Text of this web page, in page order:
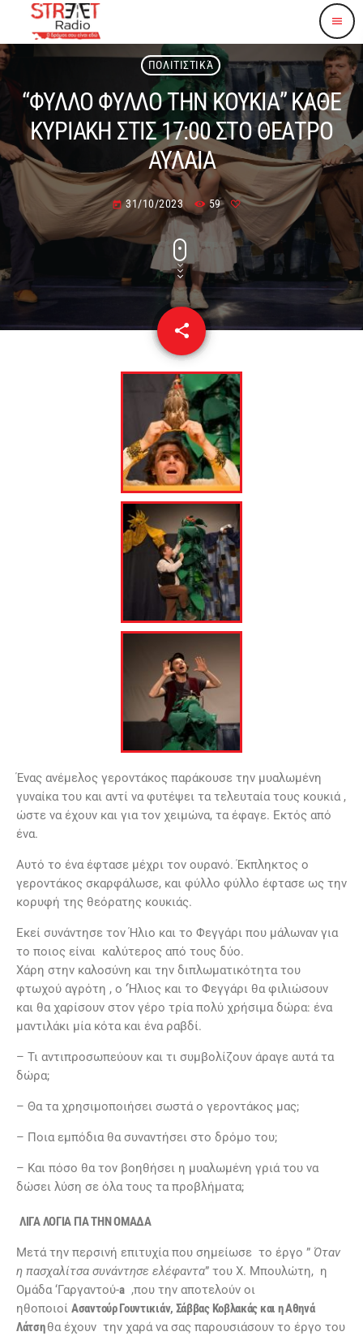
menu
ΠΟΛΙΤΙΣΤΙΚΆ
“ΦΥΛΛΟ ΦΥΛΛΟ ΤΗΝ ΚΟΥΚΙΑ” ΚΑΘΕ
ΚΥΡΙΑΚΗ ΣΤΙΣ 17:00 ΣΤΟ ΘΕΑΤΡΟ
ΑΥΛΑΙΑ
today 31/10/2023 59
share
email
Ένας ανέμελος γεροντάκος παράκουσε την μυαλωμένη
γυναίκα του και αντί να φυτέψει τα τελευταία τους κουκιά ,
ώστε να έχουν και για τον χειμώνα, τα έφαγε. Εκτός από
ένα.
Αυτό το ένα έφτασε μέχρι τον ουρανό. Έκπληκτος ο
γεροντάκος σκαρφάλωσε, και φύλλο φύλλο έφτασε ως την
κορυφή της θεόρατης κουκιάς.
Εκεί συνάντησε τον Ήλιο και το Φεγγάρι που μάλωναν για
το ποιος είναι καλύτερος από τους δύο.
Χάρη στην καλοσύνη και την διπλωματικότητα του
φτωχού αγρότη , ο ‘Ήλιος και το Φεγγάρι θα φιλιώσουν
και θα χαρίσουν στον γέρο τρία πολύ χρήσιμα δώρα: ένα
μαντιλάκι μία κότα και ένα ραβδί.
– Τι αντιπροσωπεύουν και τι συμβολίζουν άραγε αυτά τα
δώρα;
– Θα τα χρησιμοποιήσει σωστά ο γεροντάκος μας;
– Ποια εμπόδια θα συναντήσει στο δρόμο του;
– Και πόσο θα τον βοηθήσει η μυαλωμένη γριά του να
δώσει λύση σε όλα τους τα προβλήματα;
ΛΙΓΑ ΛΟΓΙΑ ΓΙΑ ΤΗΝ ΟΜΑΔΑ
Μετά την περσινή επιτυχία που σημείωσε το έργο ” Όταν
η πασχαλίτσα συνάντησε ελέφαντα” του Χ. Μπουλώτη, η
Ομάδα ‘Γαργαντού-a,που την αποτελούν οι
ηθοποιοί Ασαντούρ Γουντικιάν, Σάββας Κοβλακάς και η Αθηνά
Λάτσηθα έχουν την χαρά να σας παρουσιάσουν το έργο του